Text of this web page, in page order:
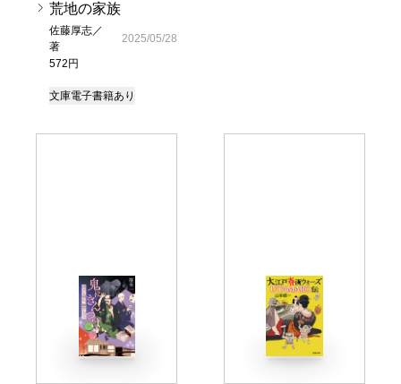
荒地の家族
佐藤厚志／
著
572円
2025/05/28
文庫電子書籍あり